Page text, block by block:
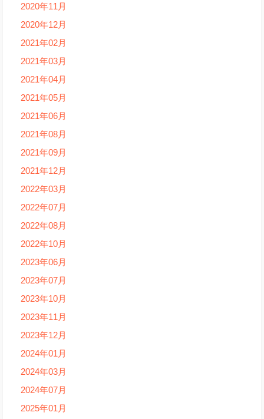
2020年11月
2020年12月
2021年02月
2021年03月
2021年04月
2021年05月
2021年06月
2021年08月
2021年09月
2021年12月
2022年03月
2022年07月
2022年08月
2022年10月
2023年06月
2023年07月
2023年10月
2023年11月
2023年12月
2024年01月
2024年03月
2024年07月
2025年01月